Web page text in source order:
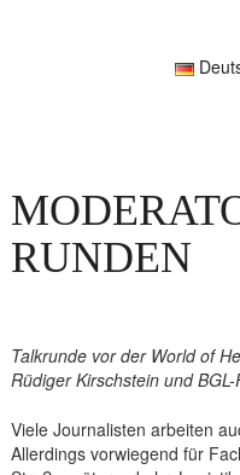
RUNDEN
Talkrunde vor der World of
Rüdiger Kirschstein und
Viele Journalisten arbeiten
Allerdings vorwiegend für